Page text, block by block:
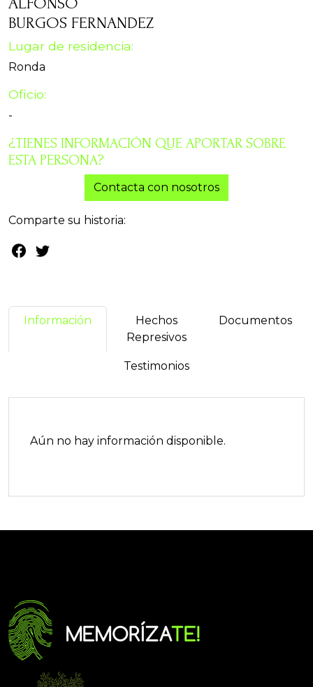
BURGOS FERNANDEZ
Lugar de residencia:
Ronda
Oficio:
-
¿TIENES INFORMACIÓN QUE APORTAR SOBRE
ESTA PERSONA?
Contacta con nosotros
Comparte su historia:
Información
Hechos
Represivos
Documentos
Testimonios
Aún no hay información disponible.